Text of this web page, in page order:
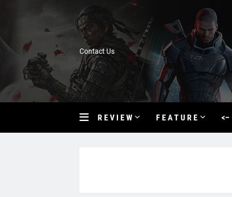
Contact Us
R E V I E W F E A T U R E <–